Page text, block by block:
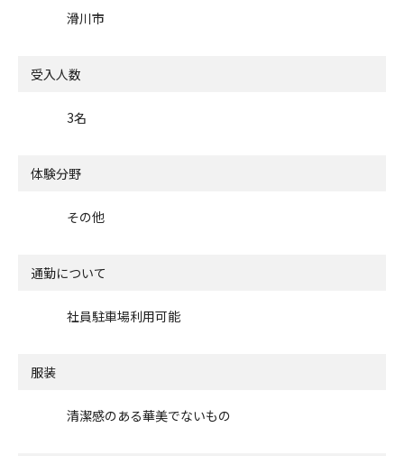
滑川市
受入人数
3名
体験分野
その他
通勤について
社員駐車場利用可能
服装
清潔感のある華美でないもの